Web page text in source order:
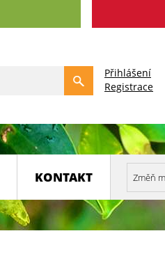
Přihlášení
Registrace
KONTAKT